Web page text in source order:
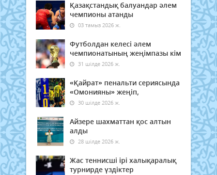
Қазақстандық балуандар әлем
чемпионы атанды
03 тамыз 2026 ж.
Футболдан келесі әлем
чемпионатының жеңімпазы кім
31 шілде 2026 ж.
«Қайрат» пенальти сериясында
«Омонияны» жеңіп,
30 шілде 2026 ж.
Айзере шахматтан қос алтын
алды
28 шілде 2026 ж.
Жас теннисші ірі халықаралық
турнирде үздіктер